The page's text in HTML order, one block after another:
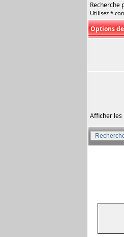
Recherche
Utilisez *
Options
Afficher les